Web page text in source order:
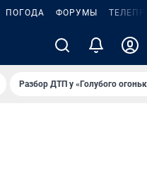
ПОГОДА ФОРУМЫ
Разбор ДТП у «Голубого